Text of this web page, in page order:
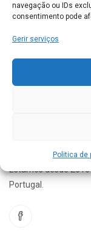
navegação ou IDs
consentimento pode
Gerir serviços
Politica de
0
Estamos desde
Portugal.